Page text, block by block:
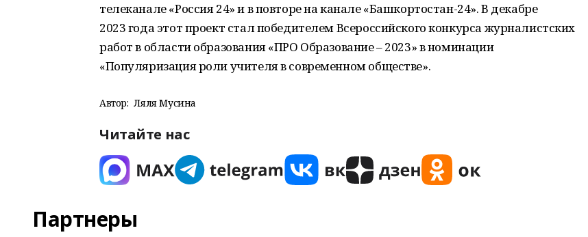
телеканале «Россия 24» и в повторе на канале «Башкортостан-24». В декабре
2023 года этот проект стал победителем Всероссийского конкурса журналистских
работ в области образования «ПРО Образование – 2023» в номинации
«Популяризация роли учителя в современном обществе».
Автор: Ляля Мусина
Читайте нас
Партнеры